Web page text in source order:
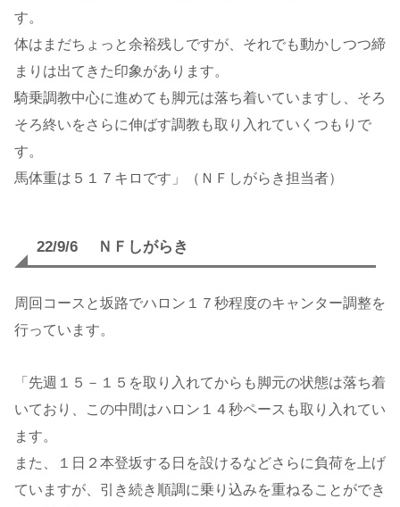
す。
体はまだちょっと余裕残しですが、それでも動かしつつ締
まりは出てきた印象があります。
騎乗調教中心に進めても脚元は落ち着いていますし、そろ
そろ終いをさらに伸ばす調教も取り入れていくつもりで
す。
馬体重は５１７キロです」（ＮＦしがらき担当者）
22/9/6 ＮＦしがらき
周回コースと坂路でハロン１７秒程度のキャンター調整を
行っています。
「先週１５－１５を取り入れてからも脚元の状態は落ち着
いており、この中間はハロン１４秒ペースも取り入れてい
ます。
また、１日２本登坂する日を設けるなどさらに負荷を上げ
ていますが、引き続き順調に乗り込みを重ねることができ